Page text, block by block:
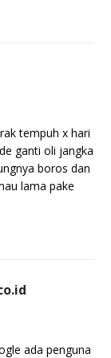
tempuh x hari
ganti oli jangka
boros dan
lama pake
ada penguna